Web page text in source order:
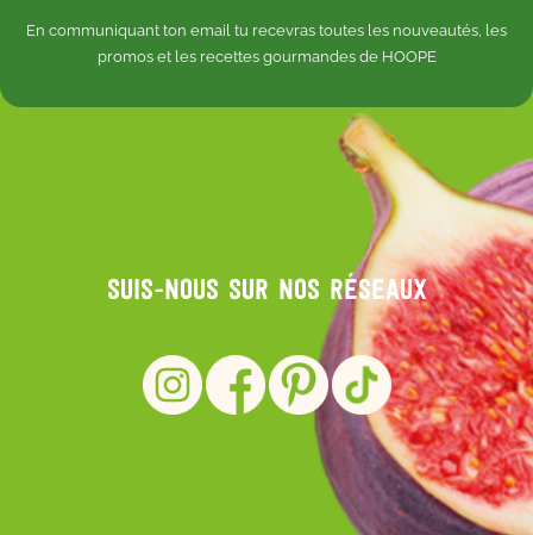
En communiquant ton email tu recevras toutes les nouveautés, les
promos et les recettes gourmandes de HOOPE
Suis-nous sur nos réseaux